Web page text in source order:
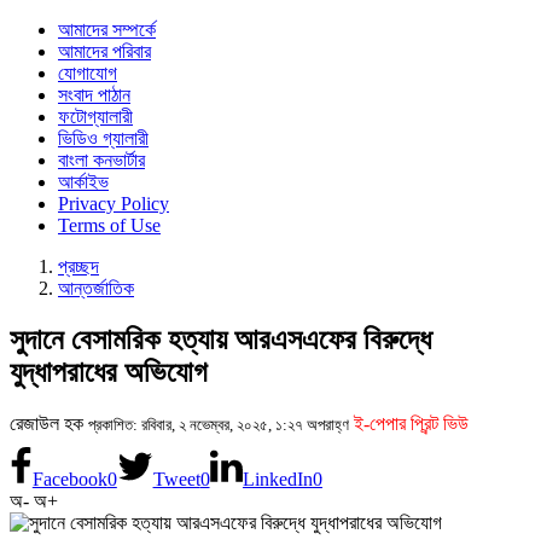
আমাদের সম্পর্কে
আমাদের পরিবার
যোগাযোগ
সংবাদ পাঠান
ফটোগ্যালারী
ভিডিও গ্যালারী
বাংলা কনভার্টার
আর্কাইভ
Privacy Policy
Terms of Use
প্রচ্ছদ
আন্তর্জাতিক
সুদানে বেসামরিক হত্যায় আরএসএফের বিরুদ্ধে
যুদ্ধাপরাধের অভিযোগ
রেজাউল হক প্রকাশিত: রবিবার, ২ নভেম্বর, ২০২৫, ১:২৭ অপরাহ্ণ ই-পেপার প্রিন্ট ভিউ
Facebook0 Tweet0 LinkedIn0
অ- অ+